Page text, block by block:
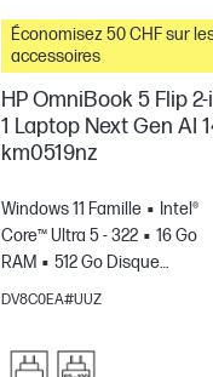
Économisez 50 CHF sur
accessoires
HP OmniBook 5 Flip
1 Laptop Next Gen AI
km0519nz
Windows 11 Famille
Intel®
Core™ Ultra 5 - 322
16 Go
RAM
512 Go Disque
SSD
14" 2K Écran
DV8C0EA#UUZ